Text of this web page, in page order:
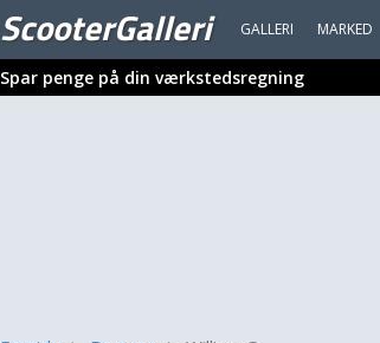
ScooterGalleri GALLERI MARKED
Spar penge på din værkstedsregning